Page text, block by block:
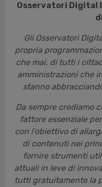
Osservatori Digital
Gli Osservatori
propria
che mai, di tutti i
amministrazioni che
stanno
Da sempre crediamo
fattore essenziale
con l’obiettivo di
di contenuti nei
fornire strumenti
attuali in leve di
tutti gratuitamente la